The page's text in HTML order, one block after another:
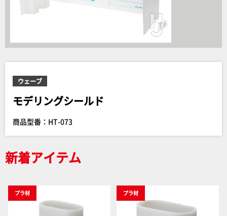
ウェーブ
モデリングシールド
商品型番：HT-073
新着アイテム
プラ材 プラ材